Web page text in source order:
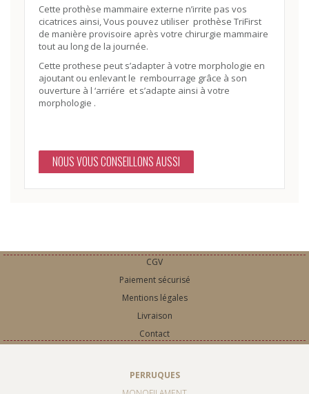
Cette prothèse mammaire externe n’irrite pas vos
cicatrices ainsi, Vous pouvez utiliser prothèse TriFirst
de manière provisoire après votre chirurgie mammaire
tout au long de la journée.
Cette prothese peut s’adapter à votre morphologie en
ajoutant ou enlevant le rembourrage grâce à son
ouverture à l ‘arriére et s’adapte ainsi à votre
morphologie .
NOUS VOUS CONSEILLONS AUSSI
CGV
Paiement sécurisé
Mentions légales
Livraison
Contact
PERRUQUES